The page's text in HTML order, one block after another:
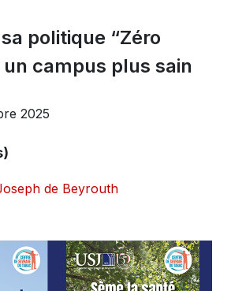
politique “Zéro
un campus plus sain
2025
de Beyrouth